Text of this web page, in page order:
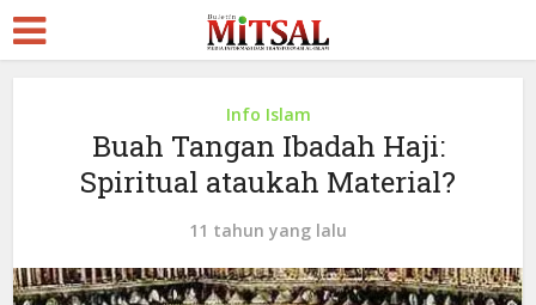
Info Islam
Buah Tangan Ibadah Haji:
Spiritual ataukah Material?
11 tahun yang lalu